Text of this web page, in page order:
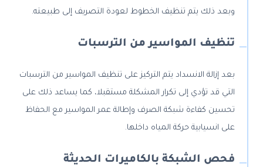
وبعد ذلك يتم تنظيف الخطوط لعودة التصريف إلى طبيعته.
تنظيف المواسير من الترسبات
بعد إزالة الانسداد يتم التركيز على تنظيف المواسير من الترسبات
التي قد تؤدي إلى تكرار المشكلة مستقبلا، كما يساعد ذلك على
تحسين كفاءة شبكة الصرف وإطالة عمر المواسير مع الحفاظ
على انسيابية حركة المياه داخلها.
فحص الشبكة بالكاميرات الحديثة